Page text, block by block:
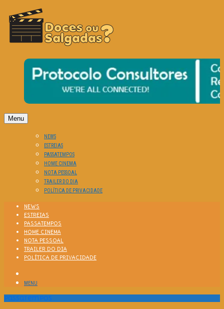
DOCES OU SALGADAS?
O Cinema? Uma Paixão!!
Menu
NEWS
ESTREIAS
PASSATEMPOS
HOME CINEMA
NOTA PESSOAL
TRAILER DO DIA
POLÍTICA DE PRIVACIDADE
NEWS
ESTREIAS
PASSATEMPOS
HOME CINEMA
NOTA PESSOAL
TRAILER DO DIA
POLÍTICA DE PRIVACIDADE
MENU
Passatempos